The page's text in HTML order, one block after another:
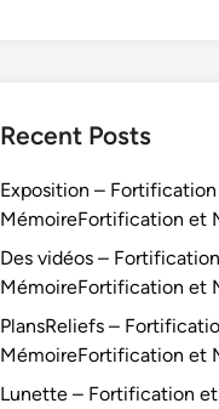
Recent Posts
Exposition –
MémoireFortification et
Des vidéos –
MémoireFortification et
PlansReliefs –
MémoireFortification et
Lunette – Fortification et